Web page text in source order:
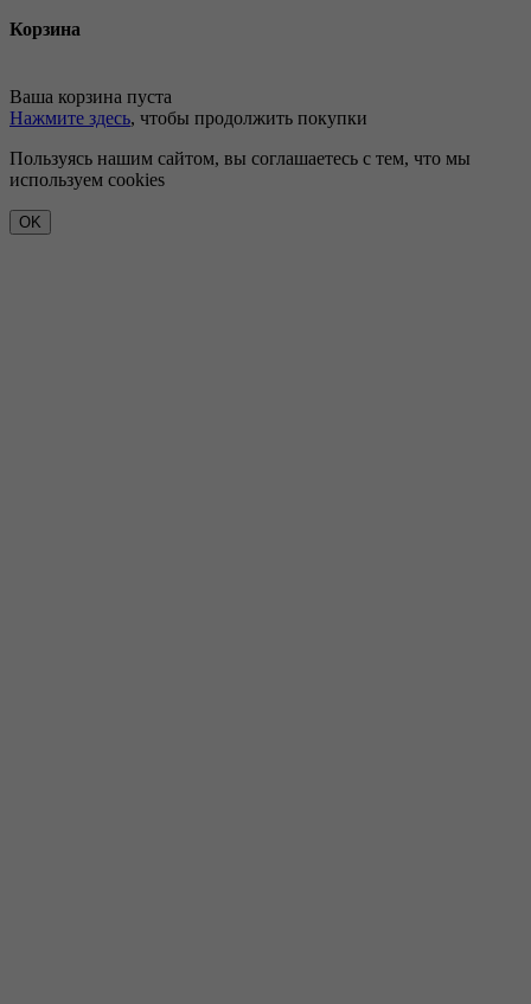
Корзина
Ваша корзина пуста
Нажмите здесь, чтобы продолжить покупки
Пользуясь нашим сайтом, вы соглашаетесь с тем, что мы
используем cookies
OK